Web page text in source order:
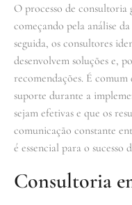
O processo de consultoria
começando pela análise
seguida, os consultores
desenvolvem soluções e,
recomendações. É
suporte durante a
sejam efetivas e que os
comunicação constante
é essencial para o sucesso
Consultoria